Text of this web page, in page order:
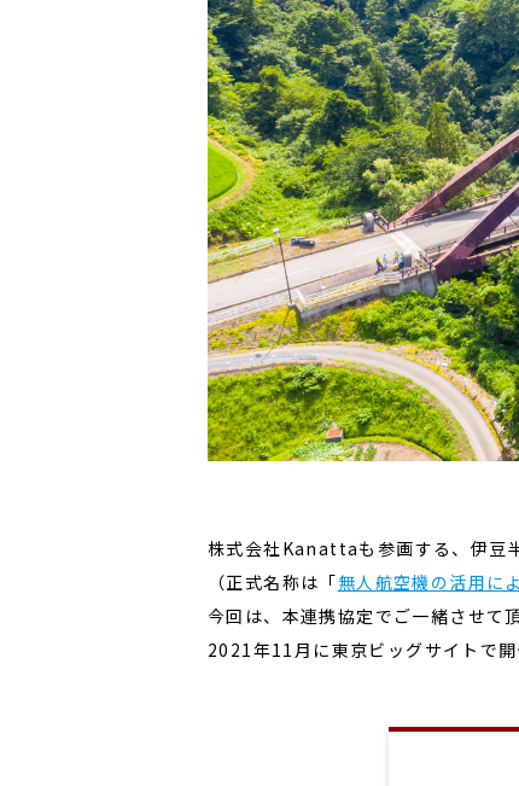
株式会社Kanattaも参画する、伊豆
（正式名称は「無人航空機の活用に
今回は、本連携協定でご一緒させて
2021年11月に東京ビッグサイトで